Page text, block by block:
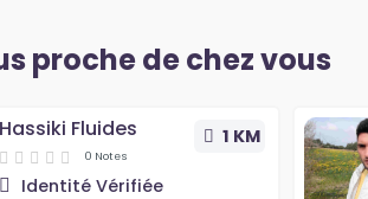
proche de chez vous
1 KM
Hassiki Fluides
0 Notes
Identité Vérifiée